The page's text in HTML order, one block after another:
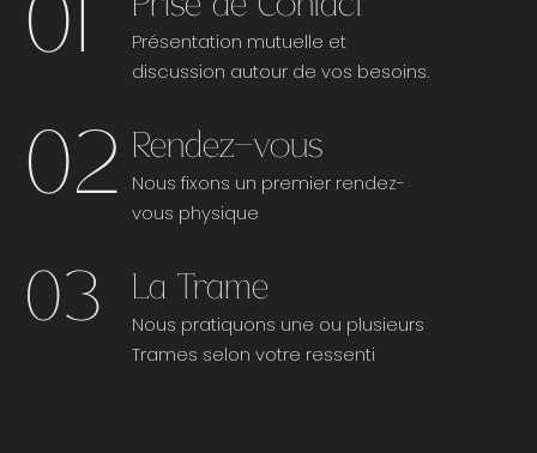
01
Présentation mutuelle et
discussion autour de vos besoins.
02 Rendez-vous
Nous fixons un premier rendez-
vous physique
03 La Trame
Nous pratiquons une ou plusieurs
Trames selon votre ressenti